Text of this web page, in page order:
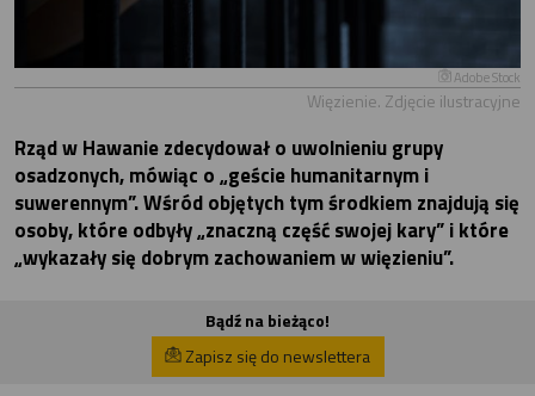
Adobe Stock
Więzienie. Zdjęcie ilustracyjne
Rząd w Hawanie zdecydował o uwolnieniu grupy
osadzonych, mówiąc o „geście humanitarnym i
suwerennym”. Wśród objętych tym środkiem znajdują się
osoby, które odbyły „znaczną część swojej kary” i które
„wykazały się dobrym zachowaniem w więzieniu”.
Bądź na bieżąco!
Zapisz się do newslettera